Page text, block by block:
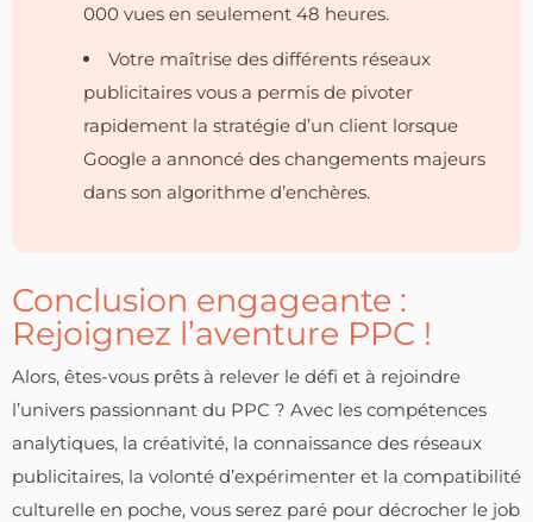
000 vues en seulement 48 heures.
Votre maîtrise des différents réseaux
publicitaires vous a permis de pivoter
rapidement la stratégie d’un client lorsque
Google a annoncé des changements majeurs
dans son algorithme d’enchères.
Conclusion engageante :
Rejoignez l’aventure PPC !
Alors, êtes-vous prêts à relever le défi et à rejoindre
l’univers passionnant du PPC ? Avec les compétences
analytiques, la créativité, la connaissance des réseaux
publicitaires, la volonté d’expérimenter et la compatibilité
culturelle en poche, vous serez paré pour décrocher le job